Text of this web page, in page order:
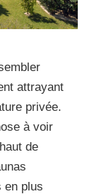
attrayant
privée.
à voir
de
en plus